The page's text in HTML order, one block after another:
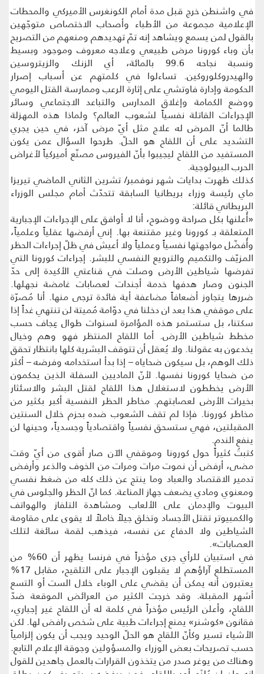
في واشنطن خرج قبل مدة أمام الكونغرس الأميركي والمحطات
الإعلامية مجموعة من الأطباء وأصحاب الاختصاص متوجّهين
بالقول لمن يسمع ويشاهد إنه تمّ تهديدهم ومنعهم من التصريح
بأن وباء كورونا مرض طبيعي وعلاجه معروف وموجود وبسيط
ونسبة نجاحه 99.6 بالمائة، أي الزنك والزيتروسين
والهيدروكلوروكين. تساءلوا في كلمتهم عن أسباب إصرار
الحكومة وإدارة فاوتشي على إثارة الرعب وممارسة القتل اليومي
ووضع الكمامة وإغلاق المدارس والتباعد الاجتماعي وسائر
الإجراءات القاتلة نفسياً لشعوب العالم؟ ولماذا هذه المهزلة
طالما أنّ المرض له علاج مثل أيّ مرض آخر، في حين يجري
التشديد على أن اللقاح هو الحلّ. طرحوا السؤال عمن يكون
المستفيد من اللقاح ليجيبوا بأنّ الفيروس مصنّع أميركياً لأغراض
الحرب البيولوجية.
كذلك ظهرت بدايات شهر نوفمبر/ تشرين الثاني الماضي تيريزا
ماي رئيسة وزراء بريطانيا السابقة تتحدّث أمام مجلس الوزراء
البريطاني قائلة:
«أُعلنها بكل صراحة ووضوح، أنا لا أوافق على الإجراءات الإجبارية
المتعلقة بـ كورونا وغير مقتنعة بها. إني أرفضها عقلياً وعلمياً،
وأُفضّل مواجهتها نفسياً وعملياً ولا أعيش في ظلّ إجراءات الحظر
المزيّف والتكميم والترويع النفسي للبشر. إجراءات كورونا التي
تفرضها شياطين الأرض وصلت في قناعتي الأكيدة إلى حدّ
الجنون وصار هدفها خدمة أجندات لعصابات غامضة نجهلها.
ضررها يتجاوز أضعافاً مضاعفة أية فائدة ترجى منها. أنا مُصرّة
على موقفي هذا بعد ان دخلنا في دوّامة مُميتة لن تنتهي غداً إذا
سكتنا، بل ستستمر هذه المؤامرة لسنوات طوال عِجاف حسب
مخطط شياطين الأرض. أما اللقاح المنتظر فهو وهم وخيال
يخدعون به عقولنا. ولا يُعقل أن تتوقف البشرية كلها بانتظار تحقق
ذلك الوهم، بل سيكون ضحاياه – إذا بدأ استخدامه وفرضه – أكثر
من ضحايا كورونا نفسها. لأنّ الماديين السفلة الذين يحكمون
الأرض يخططون لاستغلال هذا اللقاح لقتل البشر والاسئثار
بخيرات الأرض لعصابتهم. مخاطر الحظر النفسية أكبر بكثير من
مخاطر كورونا. فإذا لم تقف الشعوب ضده بحزم خلال السنتين
المقبلتين، فهي ستسحق نفسياً واقتصادياً وجسدياً، وحينها لن
ينفع الندم.
كتبتُ كثيراً حول كورونا وموقفي الآن صار أقوى من أيّ وقت
مضى، أرفض أن نموت مرات ومرات من الخوف والذعر وأرفض
تدمير الاقتصاد والعباد وما ينتج عن ذلك كله من ضغط نفسي
ومعنوي ومادي يضعف جهاز المناعة. كما انّ الحظر والجلوس في
البيوت والإدمان على الألعاب ومشاهدة التلفاز والهواتف
والكمبيوتر تقتل الأجساد وتخلق جيلاً خاملاً لا يقوى على مقاومة
الشياطين ولا الدفاع عن نفسه، فيذهب لقمة سائغة لتلك
العصابات».
في استبيان للرأي جرى مؤخراً في فرنسا يظهر أن 60% من
المستطلع آراؤهم لا يقبلون الإجبار على التلقيح، مقابل 17%
يعتبرون أنه يمكن أن يقضي على الوباء خلال الست أو التسع
أشهر المقبلة. وقد خرجت الكثير من العرائض الموقعة ضدّ
اللقاح، وأعلن الرئيس مؤخراً في كلمة له أن اللقاح غير إجباري،
فقانون «كوشنر» يمنع إجراءات طبية على شخص رافض لها. لكن
الأشياء تسير وكأنّ اللقاح هو الحلّ الوحيد ويجب أن يكون إلزامياً
حسب تصريحات بعض الوزراء والمسؤولين وجوقة الإعلام التابع.
وهناك من يوغر صدر من يتخذون القرارات بالعمل جاهدين للقول